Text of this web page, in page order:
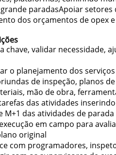
paradasApoiar
dos orçamentos de opex e
chave, validar
o planejamento dos
de inspeção, planos
mão de obra,
das atividades
M+1 das atividades de
em campo para
original
com programadores,